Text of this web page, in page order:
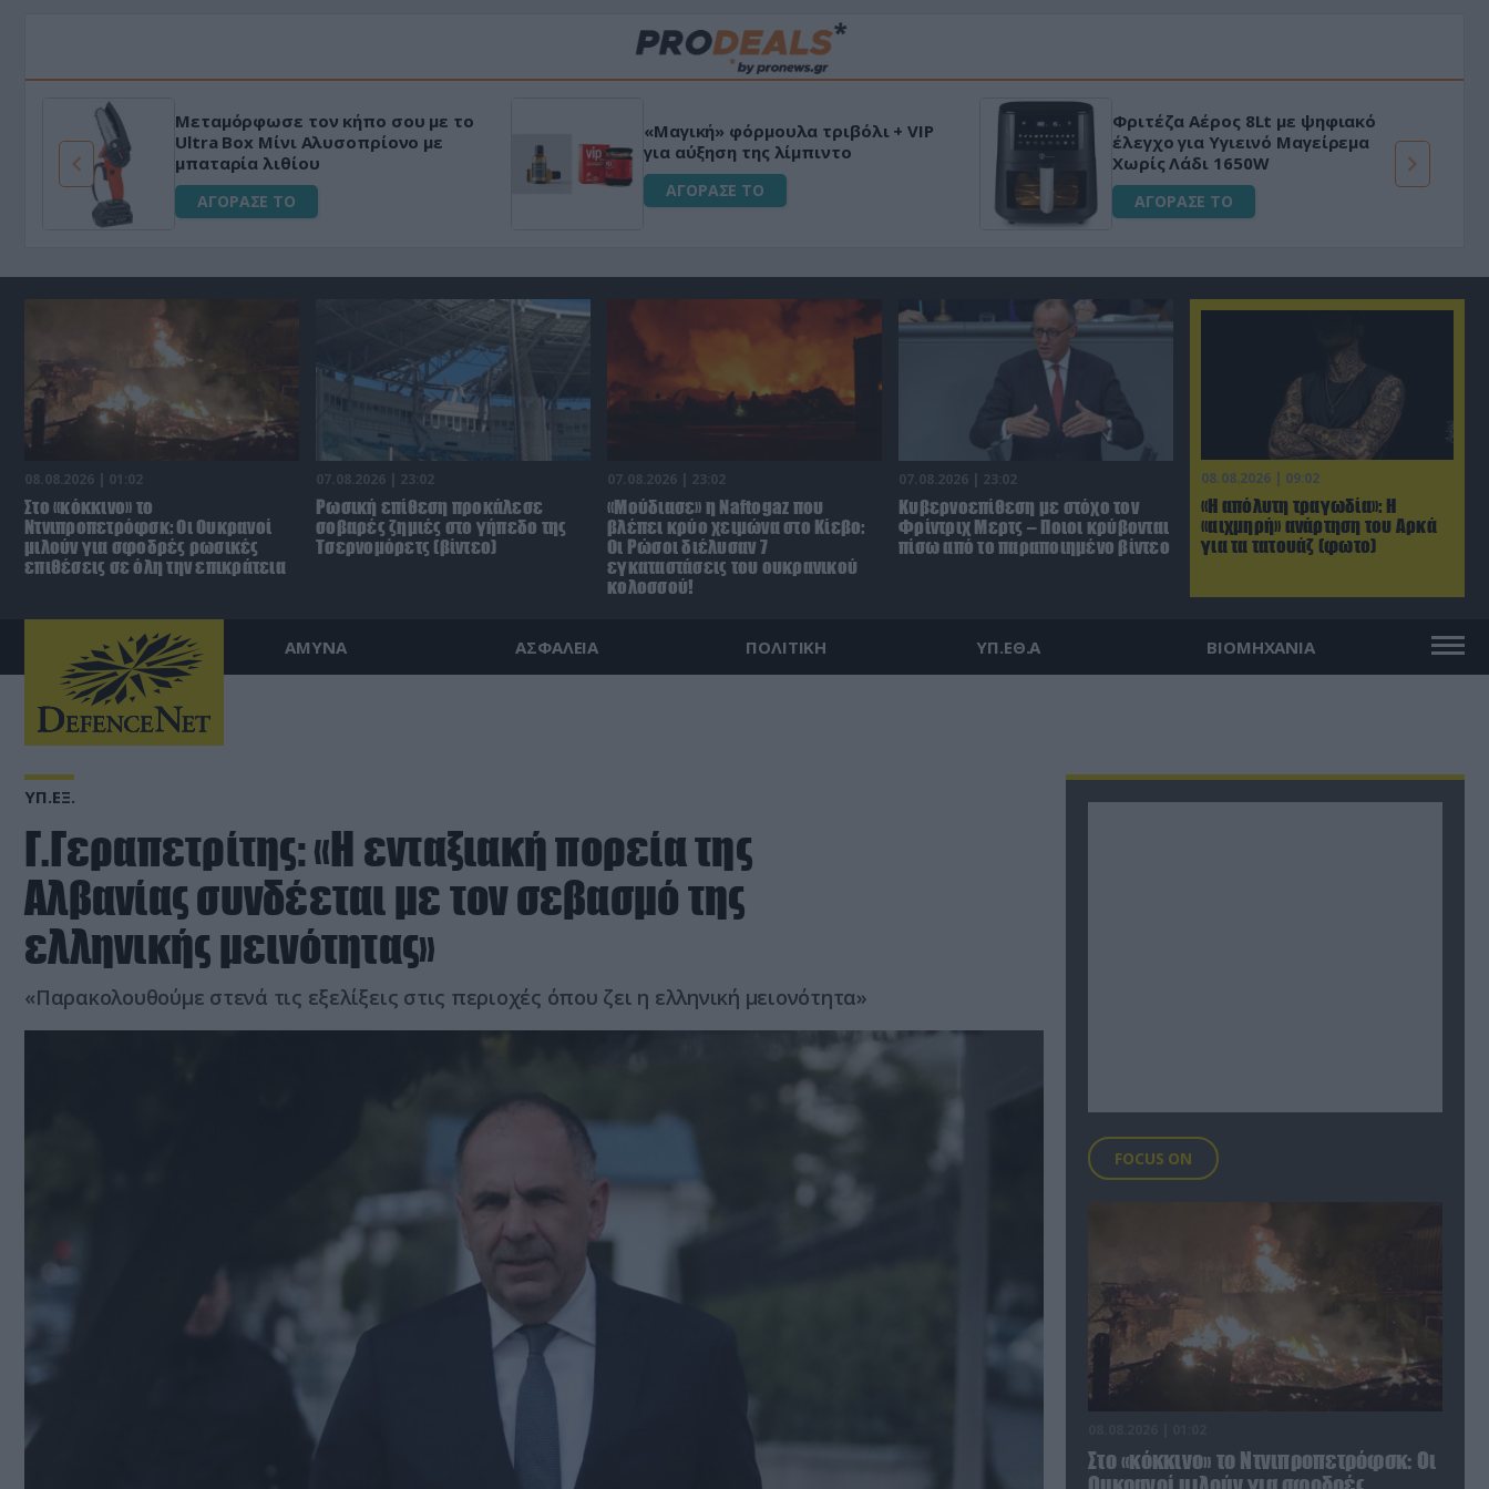
Φριτέζα Αέρος 8Lt με ψηφιακό
έλεγχο για Υγιεινό Μαγείρεμα
Χωρίς Λάδι 1650W
ΑΓΟΡΑΣΕ ΤΟ
HAPI END: 100% φυτικό διεγερτικό
για άνδρες!
ΑΓΟΡΑΣΕ ΤΟ
Μεταμόρφωσε τον κήπο σου με το
Ultra Box Μίνι Αλυσοπρίονο με
μπαταρία λιθίου
ΑΓΟΡΑΣΕ ΤΟ
08.08.2026 | 09:02
«Η απόλυτη τραγωδία»: Η
«αιχμηρή» ανάρτηση του Αρκά
για τα τατουάζ (φωτο)
08.08.2026 | 01:02
Στο «κόκκινο» το
Ντνιπροπετρόφσκ: Οι Ουκρανοί
μιλούν για σφοδρές ρωσικές
επιθέσεις σε όλη την επικράτεια
07.08.2026 | 23:02
Ρωσική επίθεση προκάλεσε
σοβαρές ζημιές στο γήπεδο της
Τσερνομόρετς (βίντεο)
07.08.2026 | 23:02
«Μούδιασε» η Naftogaz που
βλέπει κρύο χειμώνα στο Κίεβο:
Οι Ρώσοι διέλυσαν 7
εγκαταστάσεις του ουκρανικού
κολοσσού!
07.08.2026 | 23:02
Κυβερνοεπίθεση με στόχο τον
Φρίντριχ Μερτς – Ποιοι κρύβονται
πίσω από το παραποιημένο βίντεο
ΑΜΥΝΑ ΑΣΦΑΛΕΙΑ ΠΟΛΙΤΙΚΗ ΥΠ.ΕΘ.Α ΒΙΟΜΗΧΑΝΙΑ
ΥΠ.ΕΞ.
Γ.Γεραπετρίτης: «Η ενταξιακή πορεία της
Αλβανίας συνδέεται με τον σεβασμό της
ελληνικής μεινότητας»
«Παρακολουθούμε στενά τις εξελίξεις στις περιοχές όπου ζει η ελληνική μειονότητα»
FOCUS ON
Στο «κόκκινο» το Ντνιπροπετρόφσκ: Οι